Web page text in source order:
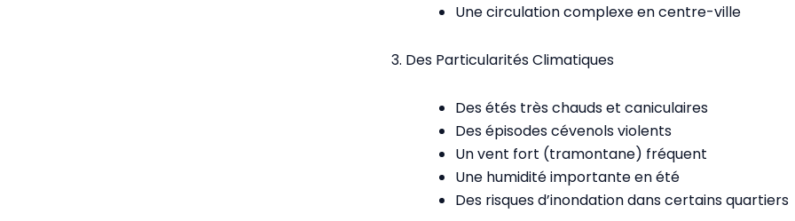
Une circulation complexe en centre-ville
3. Des Particularités Climatiques
Des étés très chauds et caniculaires
Des épisodes cévenols violents
Un vent fort (tramontane) fréquent
Une humidité importante en été
Des risques d’inondation dans certains quartiers